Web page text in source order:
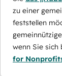
zu einer
feststellen
wenn Sie sich
for